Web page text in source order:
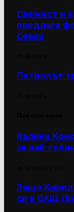
Свежест и
предлага
Север
Петролът
Калина
за най-
Защо Кирил
си в САЩ